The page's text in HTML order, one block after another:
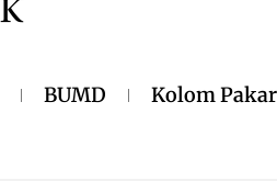
BUMD Kolom Pakar